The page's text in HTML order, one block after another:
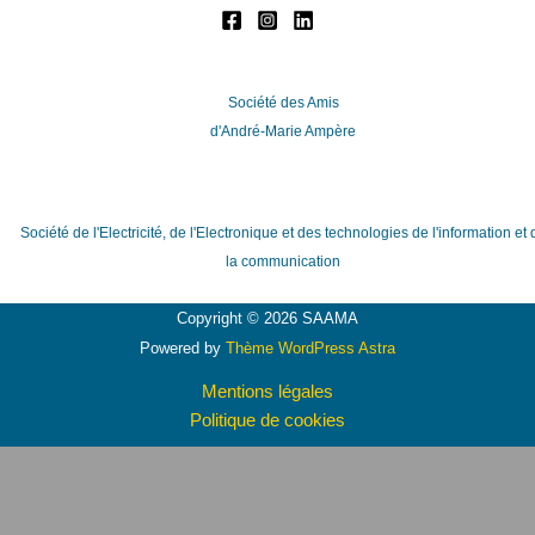
Société des Amis
d'André-Marie Ampère
Société de l'Electricité, de l'Electronique et des technologies de l'information et
la communication
Copyright © 2026 SAAMA
Powered by Thème WordPress Astra
Mentions légales
Politique de cookies